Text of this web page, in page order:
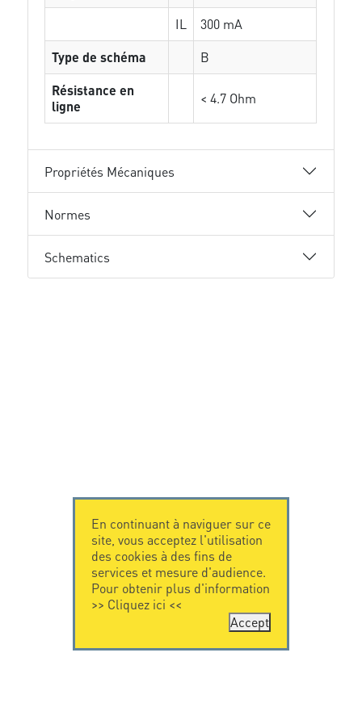
IL
300 mA
Type de schéma
B
Résistance en
ligne
< 4.7 Ohm
Propriétés Mécaniques
Normes
Schematics
En continuant à naviguer sur ce
site, vous acceptez l'utilisation
des cookies à des fins de
services et mesure d'audience.
Pour obtenir plus d'information
>> Cliquez ici <<
Accept